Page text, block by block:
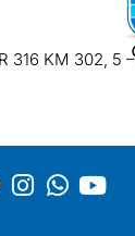
316 KM 302, 5